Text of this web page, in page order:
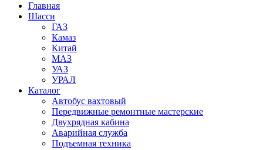
Главная
Шасси
ГАЗ
Камаз
Китай
МАЗ
УАЗ
УРАЛ
Каталог
Автобус вахтовый
Передвижные ремонтные мастерские
Двухрядная кабина
Аварийная служба
Подъемная техника